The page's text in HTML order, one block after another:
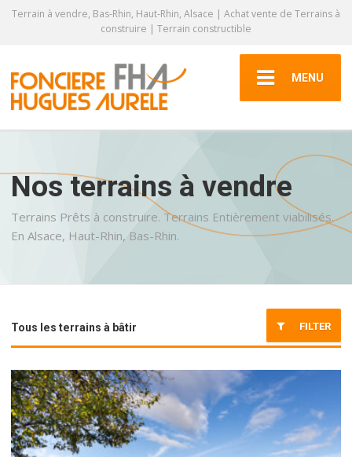
Terrain à vendre, Bas-Rhin, Haut-Rhin, Alsace | Achat vente de Terrains à
construire | Terrain constructible
MENU
Nos terrains à vendre
Terrains Prêts à construire. Terrains Entièrement viabilisés.
En Alsace, Haut-Rhin, Bas-Rhin.
FILTER
Tous les terrains à bâtir
Haut-Rhin
Bas-Rhin
Lotissements à venir